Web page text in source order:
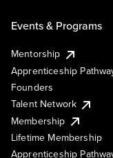
Events & Programs
Mentorship
Apprenticeship
Founders
Talent Network
Membership
Lifetime Membership
Apprenticeship